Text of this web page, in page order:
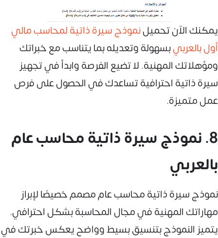
يمكنك الآن تحميلنموذج سيرة ذاتية لمحاسب مالي
أول بالعربيبسهولة وتعديله بما يتناسب مع خبراتك
ومؤهلاتك المهنية. لا تضيع الفرصة وابدأ في تجهيز
سيرة ذاتية احترافية تساعدك في الحصول على فرص
عمل متميزة.
8. نموذج سيرة ذاتية محاسب عام
بالعربي
نموذج سيرة ذاتية محاسب عام مصمم خصيصًا لإبراز
مهاراتك المهنية في مجال المحاسبة بشكل احترافي.
يتميز النموذج بتنسيق بسيط وواضح يعكس خبرتك في